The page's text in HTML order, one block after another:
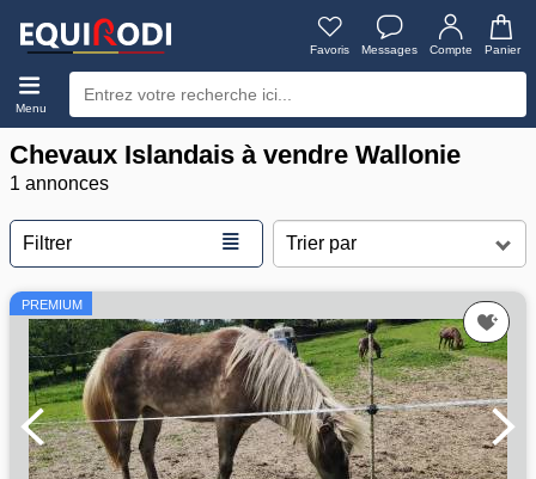
Favoris Messages Compte Panier
Menu
Chevaux Islandais à vendre Wallonie
1 annonces
Filtrer ≣
PREMIUM